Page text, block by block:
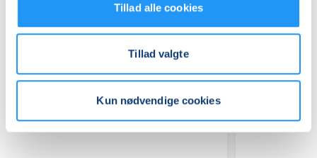
Tillad alle cookies
Tillad valgte
Kun nødvendige cookies
Relaterede hold